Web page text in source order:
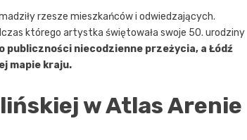
rzesze mieszkańców i odwiedzających.
którego artystka świętowała swoje 50. urodziny
publiczności niecodzienne przeżycia, a Łódź
mapie kraju.
w Atlas Arenie